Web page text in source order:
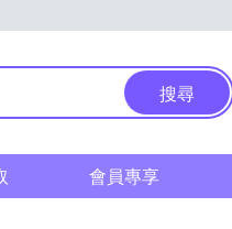
搜尋
會員專享